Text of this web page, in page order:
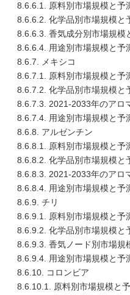
8.6.6.1. 原料別市場規模と予
8.6.6.2. 化学品別市場規模と
8.6.6.3. 香気成分別市場規模
8.6.6.4. 用途別市場規模と予
8.6.7. メキシコ
8.6.7.1. 原料別市場規模と予
8.6.7.2. 化学品別市場規模と
8.6.7.3. 2021-2033年のアロ
8.6.7.4. 用途別市場規模と予
8.6.8. アルゼンチン
8.6.8.1. 原料別市場規模と予
8.6.8.2. 化学品別市場規模と
8.6.8.3. 2021-2033年のアロ
8.6.8.4. 用途別市場規模と予
8.6.9. チリ
8.6.9.1. 原料別市場規模と予
8.6.9.2. 化学品別市場規模と
8.6.9.3. 香気ノード別市場規
8.6.9.4. 用途別市場規模と予
8.6.10. コロンビア
8.6.10.1. 原料別市場規模と